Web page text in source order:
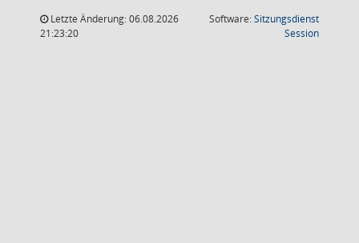
Letzte Änderung: 06.08.2026
21:23:20
Software:Sitzungsdienst
Session(Wird in